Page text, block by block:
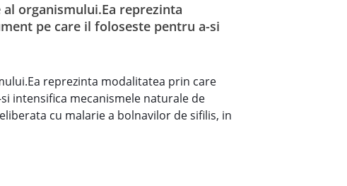
organismului.Ea reprezinta
pe care il foloseste pentru a-si
reprezinta modalitatea prin care
intensifica mecanismele naturale de
cu malarie a bolnavilor de sifilis, in